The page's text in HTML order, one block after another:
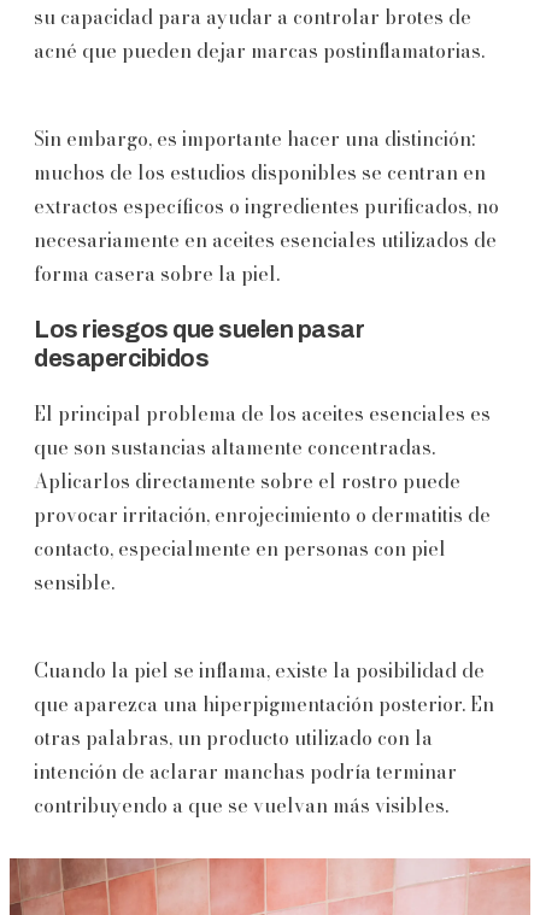
su capacidad para ayudar a controlar brotes de
acné que pueden dejar marcas postinflamatorias.
Sin embargo, es importante hacer una distinción:
muchos de los estudios disponibles se centran en
extractos específicos o ingredientes purificados, no
necesariamente en aceites esenciales utilizados de
forma casera sobre la piel.
Los riesgos que suelen pasar
desapercibidos
El principal problema de los aceites esenciales es
que son sustancias altamente concentradas.
Aplicarlos directamente sobre el rostro puede
provocar irritación, enrojecimiento o dermatitis de
contacto, especialmente en personas con piel
sensible.
Cuando la piel se inflama, existe la posibilidad de
que aparezca una hiperpigmentación posterior. En
otras palabras, un producto utilizado con la
intención de aclarar manchas podría terminar
contribuyendo a que se vuelvan más visibles.